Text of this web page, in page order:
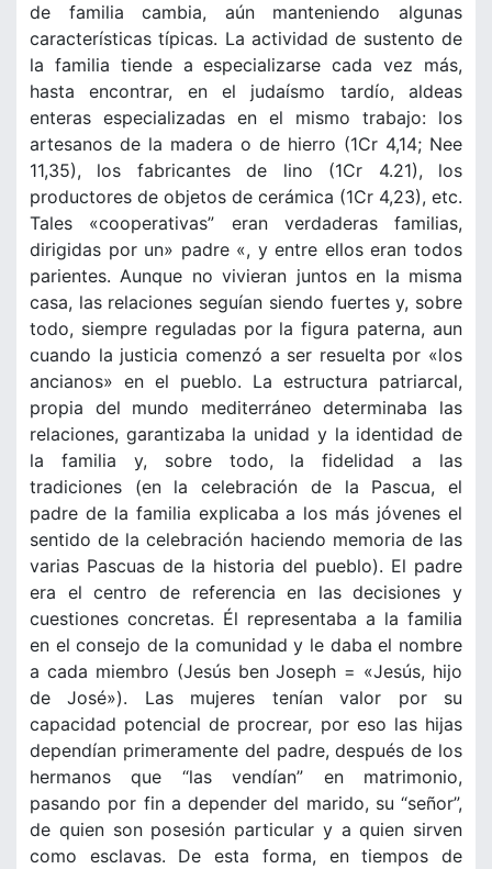
de familia cambia, aún manteniendo algunas
características típicas. La actividad de sustento de
la familia tiende a especializarse cada vez más,
hasta encontrar, en el judaísmo tardío, aldeas
enteras especializadas en el mismo trabajo: los
artesanos de la madera o de hierro (1Cr 4,14; Nee
11,35), los fabricantes de lino (1Cr 4.21), los
productores de objetos de cerámica (1Cr 4,23), etc.
Tales «cooperativas” eran verdaderas familias,
dirigidas por un» padre «, y entre ellos eran todos
parientes. Aunque no vivieran juntos en la misma
casa, las relaciones seguían siendo fuertes y, sobre
todo, siempre reguladas por la figura paterna, aun
cuando la justicia comenzó a ser resuelta por «los
ancianos» en el pueblo. La estructura patriarcal,
propia del mundo mediterráneo determinaba las
relaciones, garantizaba la unidad y la identidad de
la familia y, sobre todo, la fidelidad a las
tradiciones (en la celebración de la Pascua, el
padre de la familia explicaba a los más jóvenes el
sentido de la celebración haciendo memoria de las
varias Pascuas de la historia del pueblo). El padre
era el centro de referencia en las decisiones y
cuestiones concretas. Él representaba a la familia
en el consejo de la comunidad y le daba el nombre
a cada miembro (Jesús ben Joseph = «Jesús, hijo
de José»). Las mujeres tenían valor por su
capacidad potencial de procrear, por eso las hijas
dependían primeramente del padre, después de los
hermanos que “las vendían” en matrimonio,
pasando por fin a depender del marido, su “señor”,
de quien son posesión particular y a quien sirven
como esclavas. De esta forma, en tiempos de